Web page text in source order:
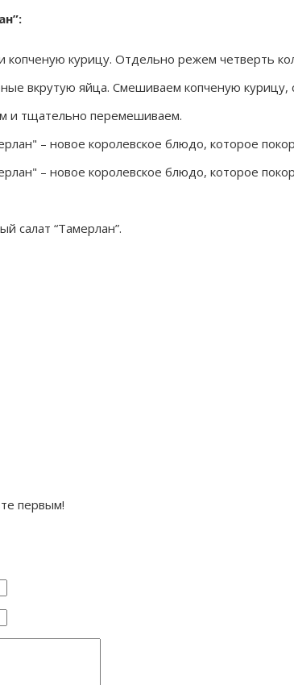
копченую курицу. Отдельно режем четверть
вкрутую яйца. Смешиваем копченую
и тщательно перемешиваем.
салат “Тамерлан”.
первым!